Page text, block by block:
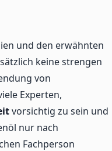
und den erwähnten
keine strengen
von
Experten,
vorsichtig zu sein und
nur nach
Fachperson